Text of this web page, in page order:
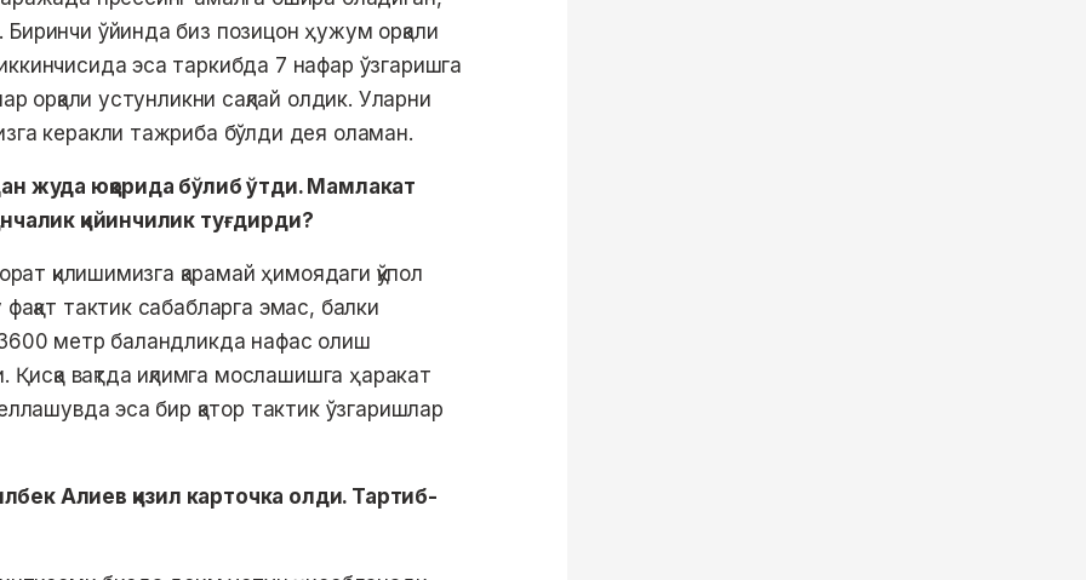
ўйинда биз позицон ҳужум орқали
эса таркибда 7 нафар ўзгаришга
орқали устунликни сақлай олдик. Уларни
керакли тажриба бўлди дея оламан.
жуда юқорида бўлиб ўтди. Мамлакат
қийинчилик туғдирди?
қилишимизга қарамай ҳимоядаги қўпол
тактик сабабларга эмас, балки
метр баландликда нафас олиш
вақтда иқлимга мослашишга ҳаракат
эса бир қатор тактик ўзгаришлар
Алиев қизил карточка олди. Тартиб-